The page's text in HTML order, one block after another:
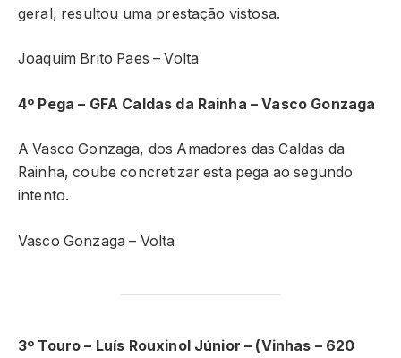
geral, resultou uma prestação vistosa.
Joaquim Brito Paes – Volta
4º Pega – GFA Caldas da Rainha – Vasco Gonzaga
A Vasco Gonzaga, dos Amadores das Caldas da
Rainha, coube concretizar esta pega ao segundo
intento.
Vasco Gonzaga – Volta
3º Touro – Luís Rouxinol Júnior – (Vinhas – 620